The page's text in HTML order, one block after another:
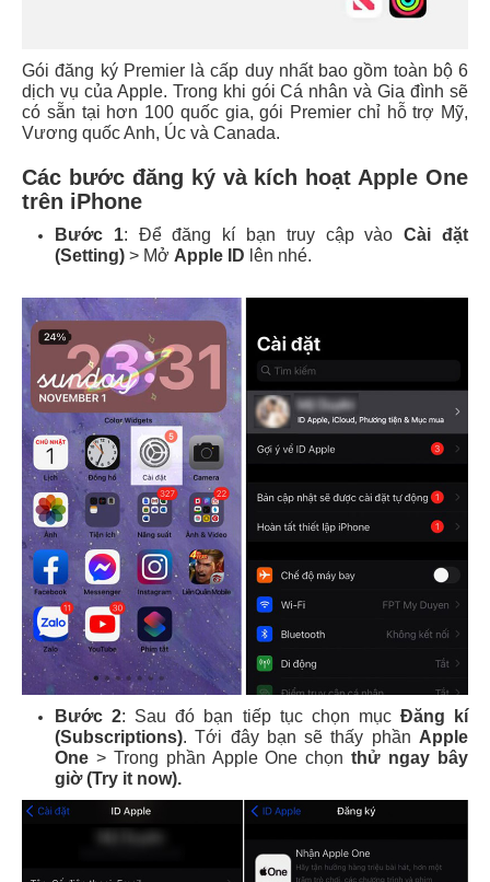
Gói đăng ký Premier là cấp duy nhất bao gồm toàn bộ 6
dịch vụ của Apple. Trong khi gói Cá nhân và Gia đình sẽ
có sẵn tại hơn 100 quốc gia, gói Premier chỉ hỗ trợ Mỹ,
Vương quốc Anh, Úc và Canada.
Các bước đăng ký và kích hoạt Apple One
trên iPhone
Bước 1: Để đăng kí bạn truy cập vàoCài đặt
(Setting) > Mở Apple ID lên nhé.
Bước 2: Sau đó bạn tiếp tục chọn mục Đăng kí
(Subscriptions). Tới đây bạn sẽ thấy phần Apple
One > Trong phần Apple One chọnthử ngay bây
giờ (Try it now).